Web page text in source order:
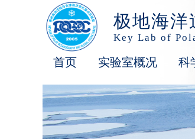
极地海洋
Key Lab of
首页 实验室概况 科